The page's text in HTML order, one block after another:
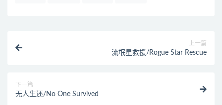
上一篇
流氓星救援/Rogue Star Rescue
下一篇
无人生还/No One Survived